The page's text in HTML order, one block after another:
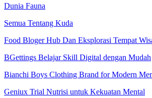
Dunia Fauna
Semua Tentang Kuda
Food Bloger Hub Dan Eksplorasi Tempat
BGettings Belajar Skill Digital dengan Mudah
Bianchi Boys Clothing Brand for Modern
Geniux Trial Nutrisi untuk Kekuatan Mental